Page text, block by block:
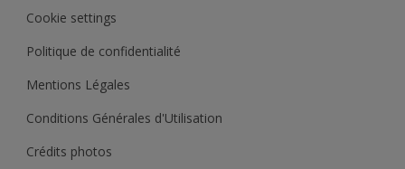
Cookie settings
Politique de confidentialité
Mentions Légales
Conditions Générales d'Utilisation
Crédits photos